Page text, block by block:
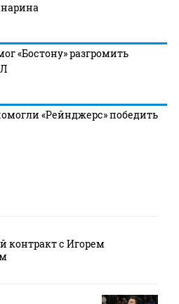
«Бостону» разгромить
«Рейнджерс» победить
контракт с Игорем